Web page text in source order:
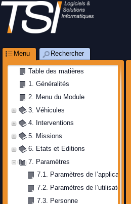
Menu Rechercher
Table des matières
1. Généralités
2. Menu du Module
3. Véhicules
4. Interventions
5. Missions
6. Etats et Editions
7. Paramètres
7.1. Paramètres de l’application
7.2. Paramètres de l’utilisateur
7.3. Personne